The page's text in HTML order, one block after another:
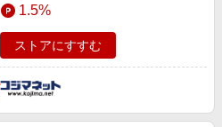
1.5%
ストアにすすむ